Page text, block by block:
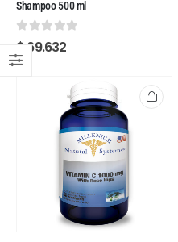
Shampoo 500 ml
0 out of 5
$ 69.632